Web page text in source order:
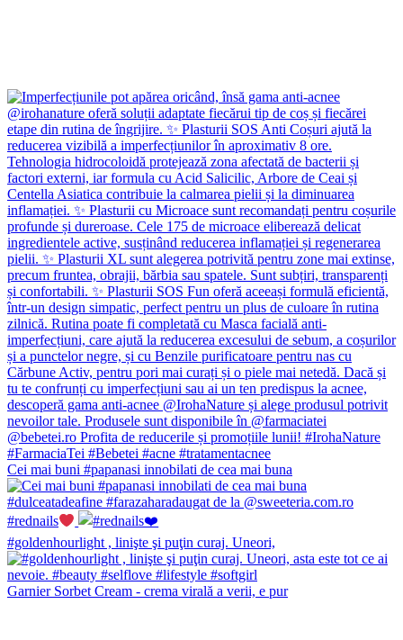
Cei mai buni #papanasi innobilati de cea mai buna
#rednails
#goldenhourlight , linişte şi puţin curaj. Uneori,
Garnier Sorbet Cream - crema virală a verii, e pur